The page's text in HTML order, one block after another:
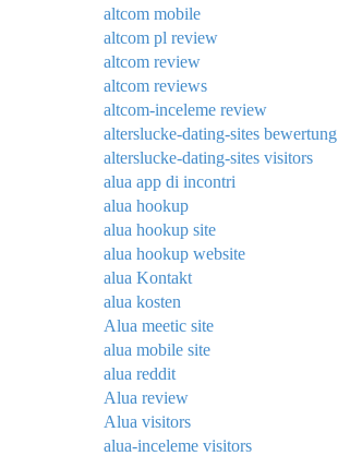
altcom mobile
altcom pl review
altcom review
altcom reviews
altcom-inceleme review
alterslucke-dating-sites bewertung
alterslucke-dating-sites visitors
alua app di incontri
alua hookup
alua hookup site
alua hookup website
alua Kontakt
alua kosten
Alua meetic site
alua mobile site
alua reddit
Alua review
Alua visitors
alua-inceleme visitors